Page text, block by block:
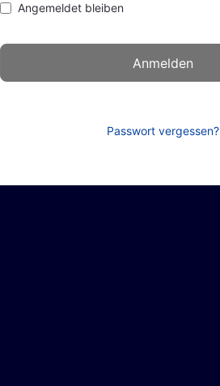
Angemeldet bleiben
Passwort vergessen?